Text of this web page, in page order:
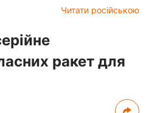
Читати російською
ракет для